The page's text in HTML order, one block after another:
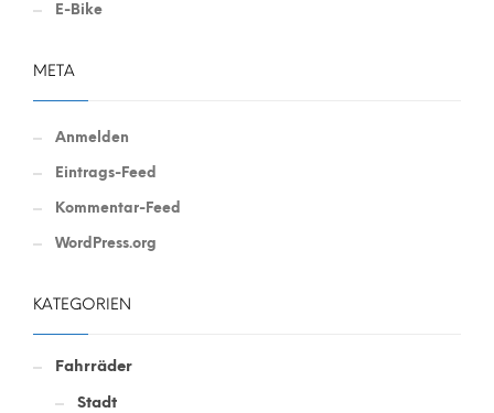
E-Bike
META
Anmelden
Eintrags-Feed
Kommentar-Feed
WordPress.org
KATEGORIEN
Fahrräder
Stadt